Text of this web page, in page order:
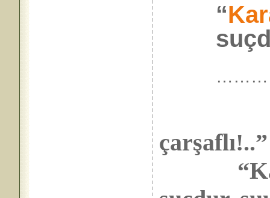
“
çarşaflı!..”
“Kara